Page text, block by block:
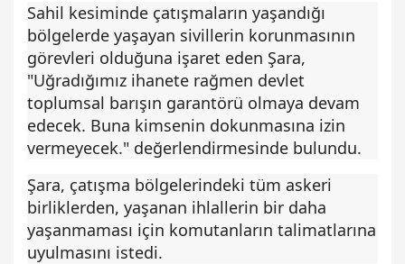
Sahil kesiminde çatışmaların yaşandığı
bölgelerde yaşayan sivillerin korunmasının
görevleri olduğuna işaret eden Şara,
"Uğradığımız ihanete rağmen devlet
toplumsal barışın garantörü olmaya devam
edecek. Buna kimsenin dokunmasına izin
vermeyecek." değerlendirmesinde bulundu.
Şara, çatışma bölgelerindeki tüm askeri
birliklerden, yaşanan ihlallerin bir daha
yaşanmaması için komutanların talimatlarına
uyulmasını istedi.